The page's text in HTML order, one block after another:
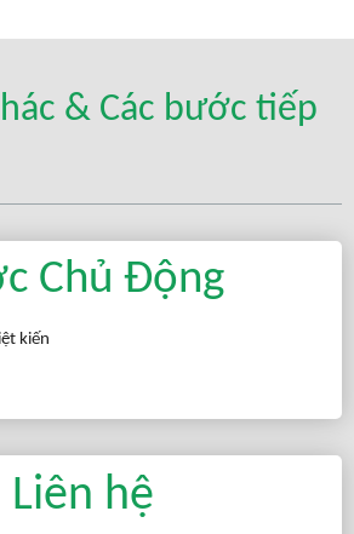
& Các bước tiếp
Chủ Động
kiến
Liên hệ